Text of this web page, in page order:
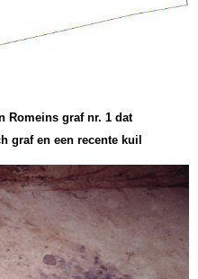
Romeins graf nr. 1 dat
graf en een recente kuil